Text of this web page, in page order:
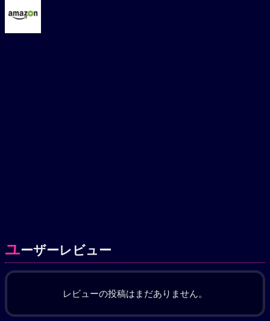
ユーザーレビュー
レビューの投稿はまだありません。